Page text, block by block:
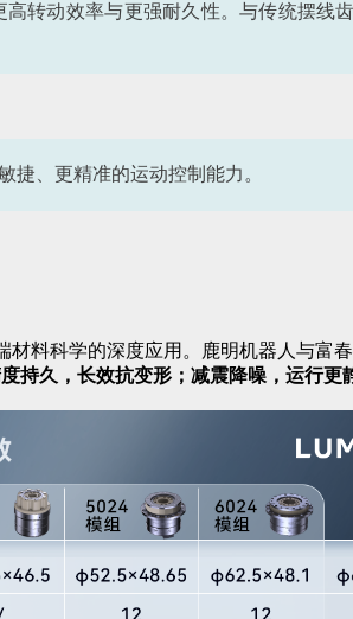
转动效率与更强耐久性。与传统摆线
捷、更精准的运动控制能力。
料科学的深度应用。鹿明机器人与富
持久，长效抗变形；减震降噪，运行更